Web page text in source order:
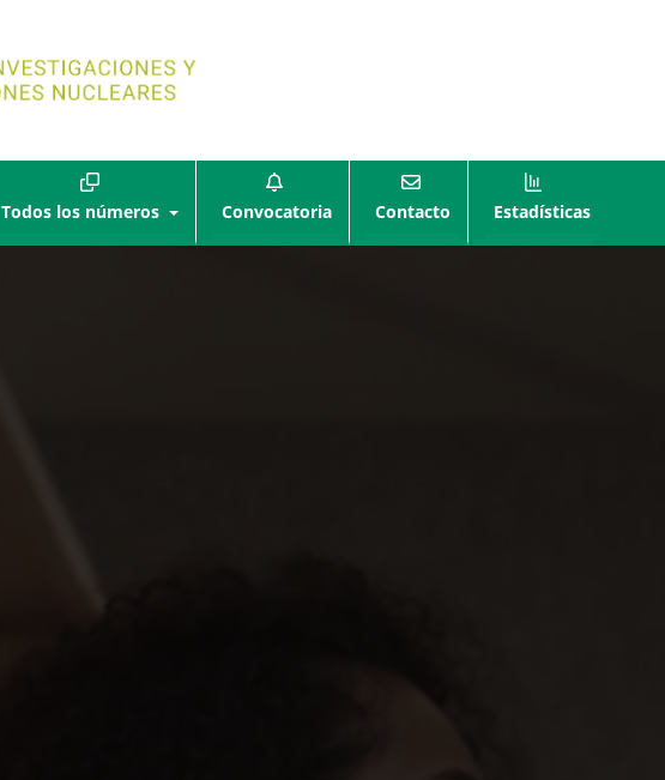
Todos los números Convocatoria Contacto Estadísticas